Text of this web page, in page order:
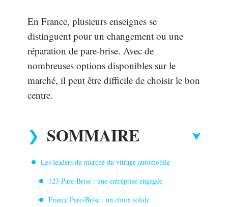
En France, plusieurs enseignes se
distinguent pour un changement ou une
réparation de pare-brise. Avec de
nombreuses options disponibles sur le
marché, il peut être difficile de choisir le bon
centre.
SOMMAIRE
Les leaders du marché du vitrage automobile
123 Pare-Brise : une entreprise engagée
France Pare-Brise : un choix solide